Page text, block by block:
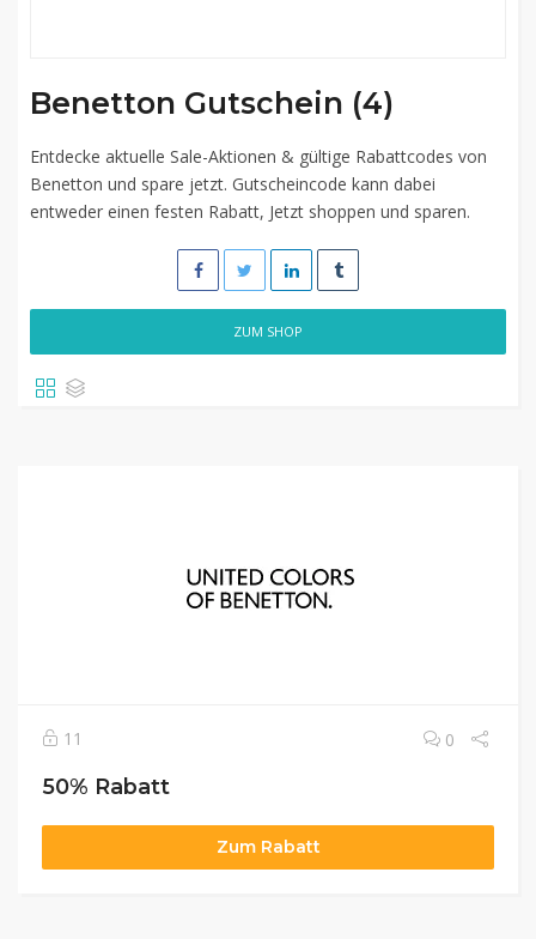
Benetton Gutschein (4)
Entdecke aktuelle Sale-Aktionen & gültige Rabattcodes von
Benetton und spare jetzt. Gutscheincode kann dabei
entweder einen festen Rabatt, Jetzt shoppen und sparen.
ZUM SHOP
11 0
50% Rabatt
Zum Rabatt